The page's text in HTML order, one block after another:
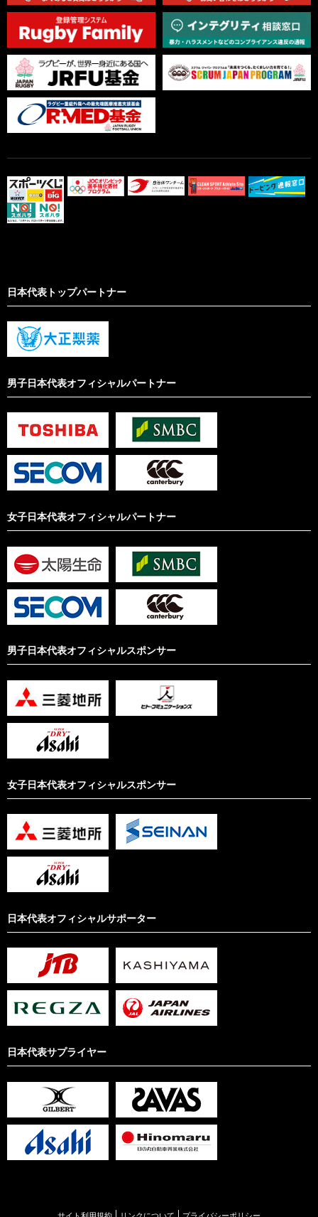
日本代表トップパートナー
男子日本代表オフィシャルパートナー
女子日本代表オフィシャルパートナー
男子日本代表オフィシャルスポンサー
女子日本代表オフィシャルスポンサー
日本代表オフィシャルサポーター
日本代表サプライヤー
サイト利用規約 リンクについて プライバシーポリシー